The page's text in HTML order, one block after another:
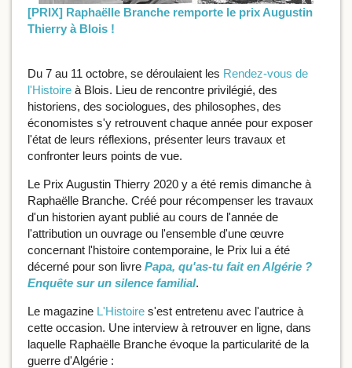
[PRIX] Raphaëlle Branche remporte le prix Augustin
Thierry à Blois !
Du 7 au 11 octobre, se déroulaient les Rendez-vous de
l'Histoire à Blois. Lieu de rencontre privilégié, des
historiens, des sociologues, des philosophes, des
économistes s'y retrouvent chaque année pour exposer
l'état de leurs réflexions, présenter leurs travaux et
confronter leurs points de vue.
Le Prix Augustin Thierry 2020 y a été remis dimanche à
Raphaëlle Branche. Créé pour récompenser les travaux
d'un historien ayant publié au cours de l'année de
l'attribution un ouvrage ou l'ensemble d'une œuvre
concernant l'histoire contemporaine, le Prix lui a été
décerné pour son livre Papa, qu'as-tu fait en Algérie ?
Enquête sur un silence familial.
Le magazine L'Histoire s'est entretenu avec l'autrice à
cette occasion. Une interview à retrouver en ligne, dans
laquelle Raphaëlle Branche évoque la particularité de la
guerre d'Algérie :